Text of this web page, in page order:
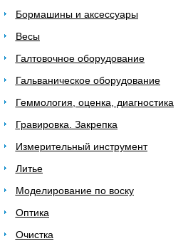
Бормашины и аксессуары
Весы
Галтовочное оборудование
Гальваническое оборудование
Геммология, оценка, диагностика
Гравировка. Закрепка
Измерительный инструмент
Литье
Моделирование по воску
Оптика
Очистка